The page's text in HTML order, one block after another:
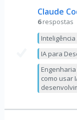
Claude
6 respostas
IA para
como usar